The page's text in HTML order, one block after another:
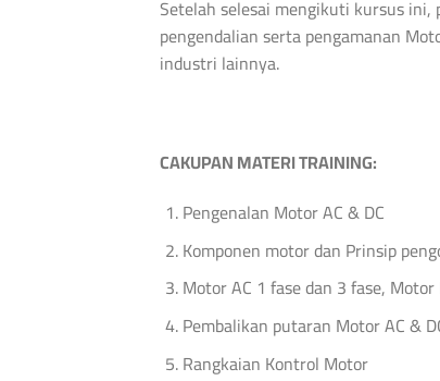
Setelah selesai mengikuti kursus ini,
pengendalian serta pengamanan
industri lainnya.
CAKUPANMATERITRAINING:
Pengenalan Motor AC & DC
Komponen motor dan Prinsip
Motor AC 1 fase dan 3 fase,
Pembalikan putaran Motor AC &
Rangkaian Kontrol Motor